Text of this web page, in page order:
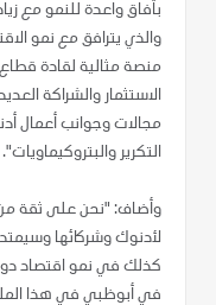
بآفاق واعدة للنمو مع
والذي يترافق مع نمو
منصة مثالية لقادة
الاستثمار والشراكة
مجالات وجوانب أعمال
التكرير والبتروكيماويات".
وأضاف: "نحن على ثقة
لأدنوك وشركائها
كذلك في نمو اقتصاد
في أبوظبي في هذا